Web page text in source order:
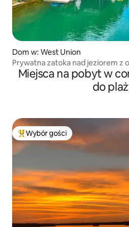
Dom w: West Union
Prywatna zatoka nad jeziorem z
lub skutera wodnego
Miejsca na pobyt w
do
Najpopularniejsze z kategorii
Wybór gości